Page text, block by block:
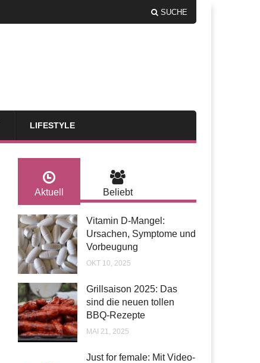
SUCHE
LIFESTYLE
Aktuell Beliebt
Vitamin D-Mangel:
Ursachen, Symptome und
Vorbeugung
OKT 10, 2025
Grillsaison 2025: Das
sind die neuen tollen
BBQ-Rezepte
MAI 21, 2025
Just for female: Mit Video-